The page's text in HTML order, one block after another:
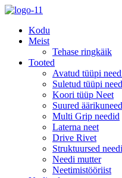
Kodu
Meist
Tehase ringkäik
Tooted
Avatud tüüpi
Suletud tüüpi
Koori tüüp Neet
Suured
Multi Grip needid
Laterna neet
Drive Rivet
Struktuursed
Needi mutter
Neetimistööriist